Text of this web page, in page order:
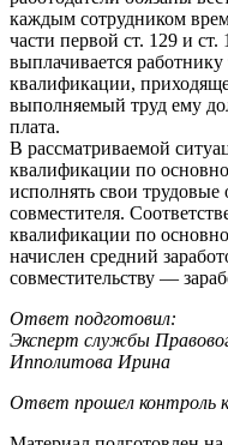
каждым сотрудником
части первой ст. 129 и
выплачивается
квалификации,
выполняемый труд ему
плата.
В рассматриваемой
квалификации по
исполнять свои трудовые
совместителя.
квалификации по
начислен средний
совместительству —
Ответ подготовил:
Эксперт службы
Ипполитова Ирина
Ответ прошел контроль